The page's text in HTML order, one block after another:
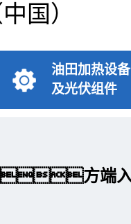
国）
油田加热设备
及光伏组件
方端